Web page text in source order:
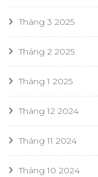
Tháng 3 2025
Tháng 2 2025
Tháng 1 2025
Tháng 12 2024
Tháng 11 2024
Tháng 10 2024